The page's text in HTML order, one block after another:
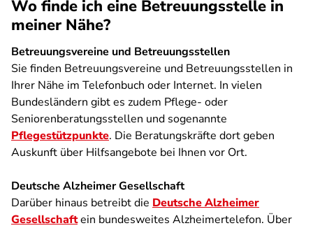
Wo finde ich eine Betreuungsstelle in
meiner Nähe?
Betreuungsvereine und Betreuungsstellen
Sie finden Betreuungsvereine und Betreuungsstellen in
Ihrer Nähe im Telefonbuch oder Internet. In vielen
Bundesländern gibt es zudem Pflege- oder
Seniorenberatungsstellen und sogenannte
Pflegestützpunkte. Die Beratungskräfte dort geben
Auskunft über Hilfsangebote bei Ihnen vor Ort.
Deutsche Alzheimer Gesellschaft
Darüber hinaus betreibt die Deutsche Alzheimer
Gesellschaftein bundesweites Alzheimertelefon. Über